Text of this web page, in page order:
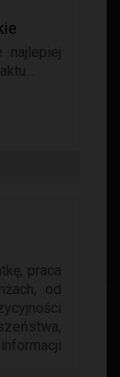
najlepiej
praca
od